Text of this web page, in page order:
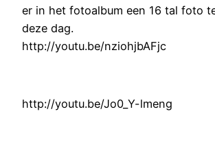
er in het fotoalbum een 16 tal foto
deze dag.
http://youtu.be/nziohjbAFjc
http://youtu.be/Jo0_Y-lmeng